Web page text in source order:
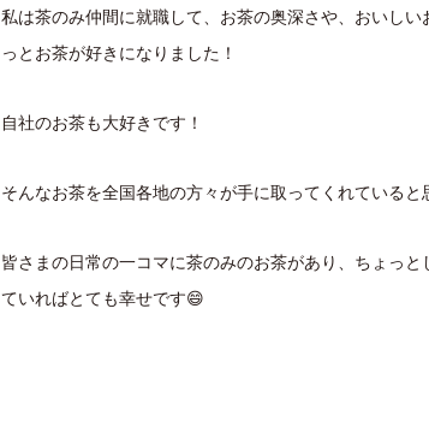
私は茶のみ仲間に就職して、お茶の奥深さや、おいし
っとお茶が好きになりました！
自社のお茶も大好きです！
そんなお茶を全国各地の方々が手に取ってくれていると
皆さまの日常の一コマに茶のみのお茶があり、ちょっ
ていればとても幸せです😄